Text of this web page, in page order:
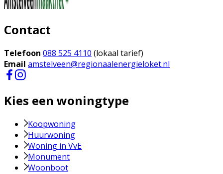
Contact
Telefoon 088 525 4110 (lokaal tarief)
Email amstelveen@regionaalenergieloket.nl
Kies een woningtype
Koopwoning
Huurwoning
Woning in VvE
Monument
Woonboot